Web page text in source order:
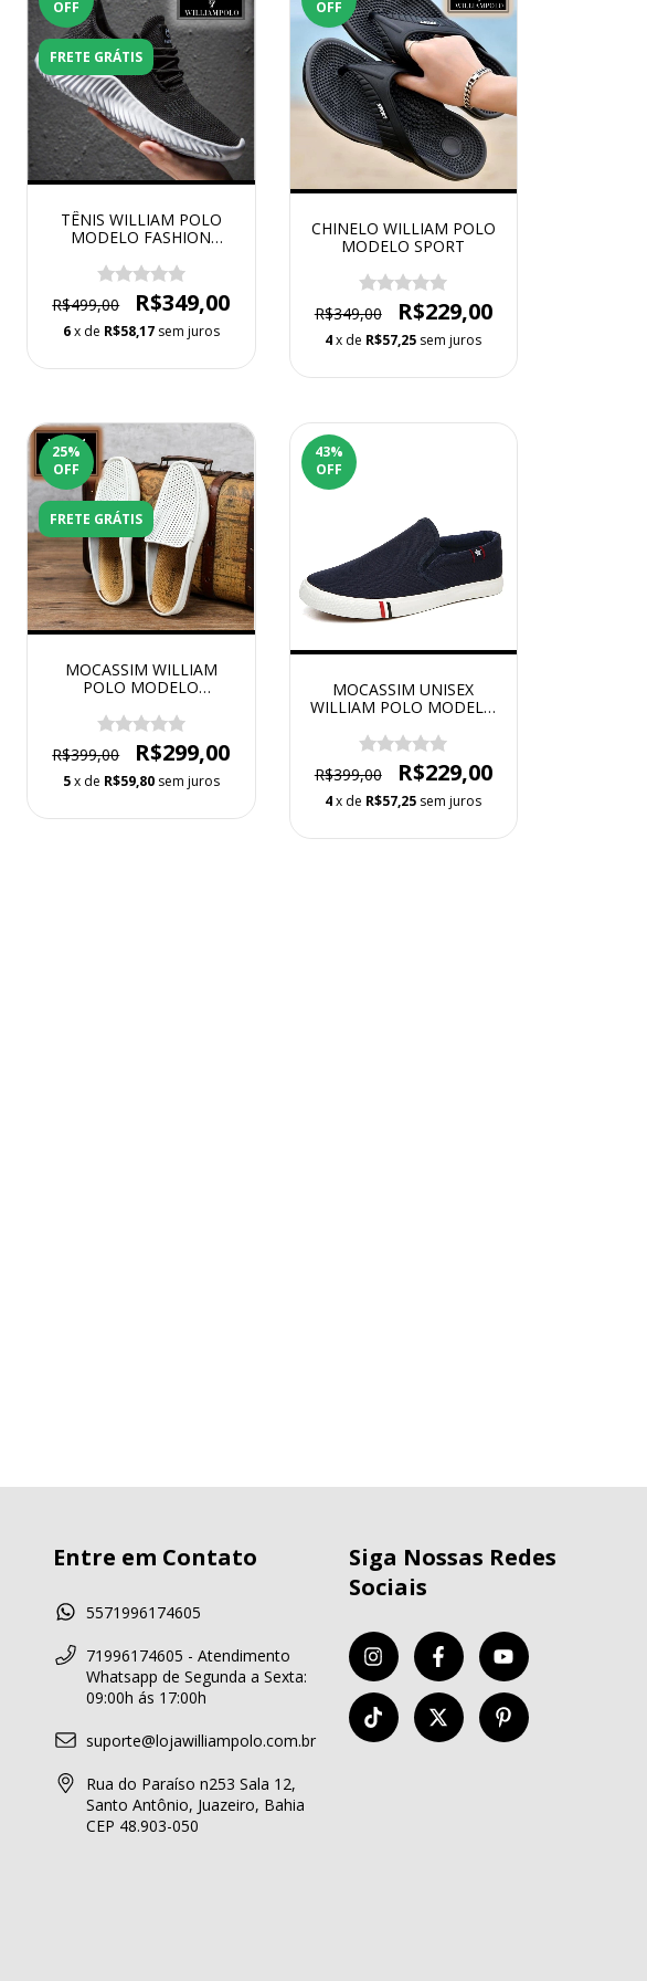
OFF
FRETE GRÁTIS
TÊNIS WILLIAM POLO
MODELO FASHION
R$499,00 R$349,00
6x de R$58,17 sem juros
OFF
CHINELO WILLIAM POLO
MODELO SPORT
R$349,00 R$229,00
4x de R$57,25 sem juros
25%
OFF
FRETE GRÁTIS
MOCASSIM WILLIAM
POLO MODELO
R$399,00 R$299,00
5x de R$59,80 sem juros
43%
OFF
MOCASSIM UNISEX
WILLIAM POLO MODELO
R$399,00 R$229,00
4x de R$57,25 sem juros
Entre em Contato
5571996174605
71996174605 - Atendimento
Whatsapp de Segunda a Sexta:
09:00h ás 17:00h
suporte@lojawilliampolo.com.br
Rua do Paraíso n253 Sala 12,
Santo Antônio, Juazeiro, Bahia
CEP 48.903-050
Siga Nossas Redes
Sociais